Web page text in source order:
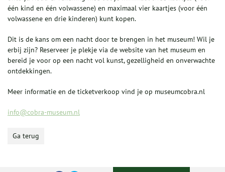
één kind en één volwassene) en maximaal vier kaartjes (voor één
volwassene en drie kinderen) kunt kopen.
Dit is de kans om een nacht door te brengen in het museum! Wil je
erbij zijn? Reserveer je plekje via de website van het museum en
bereid je voor op een nacht vol kunst, gezelligheid en onverwachte
ontdekkingen.
Meer informatie en de ticketverkoop vind je op museumcobra.nl
info@cobra-museum.nl
Ga terug